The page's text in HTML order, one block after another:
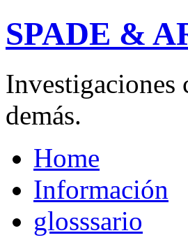
SPADE &
Investigaciones
demás.
Home
Información
glosssario